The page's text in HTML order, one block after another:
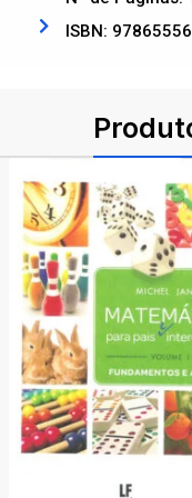
ISBN: